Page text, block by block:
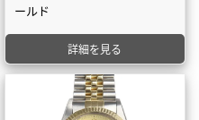
ールド
詳細を見る